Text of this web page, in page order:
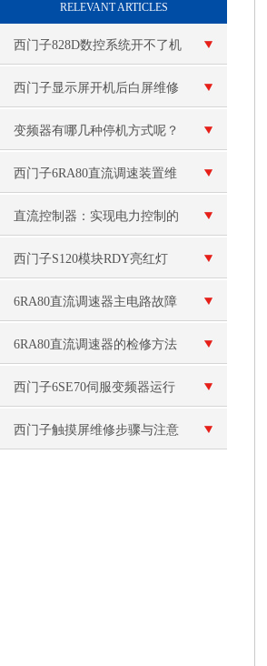
RELEVANT ARTICLES
西门子828D数控系统开不了机
维修
西门子显示屏开机后白屏维修
变频器有哪几种停机方式呢？
西门子6RA80直流调速装置维
修
直流控制器：实现电力控制的
核心组件
西门子S120模块RDY亮红灯
6RA80直流调速器主电路故障
排查方法
6RA80直流调速器的检修方法
西门子6SE70伺服变频器运行
中报F002技术咨询
西门子触摸屏维修步骤与注意